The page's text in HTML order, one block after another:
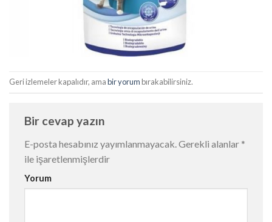
Geri izlemeler kapalıdır, amabir yorumbırakabilirsiniz.
Bir cevap yazın
E-posta hesabınız yayımlanmayacak. Gerekli alanlar *
ile işaretlenmişlerdir
Yorum